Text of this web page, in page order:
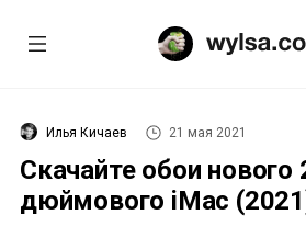
Илья Кичаев 21 мая 2021
Скачайте обои нового
дюймового iMac